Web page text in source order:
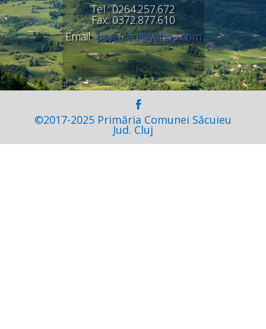
Tel.: 0264.257.672
Fax: 0372.877.610
Email:psacuieu@yahoo.com
©2017-2025 Primăria Comunei Săcuieu
Jud. Cluj